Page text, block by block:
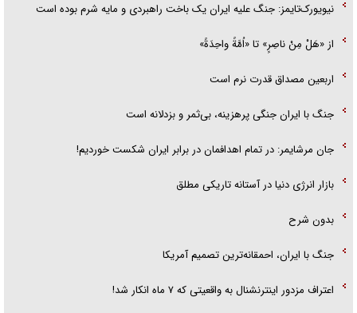
نیویورک‌تایمز: جنگ علیه ایران یک باخت راهبردی و مایه شرم بوده است
از «هَلْ مِنْ ناصِرٍ» تا «اُمَّةً واحِدَةً»
اربعین مصداق قدرت نرم است
جنگ با ایران جنگی پرهزینه، بی‌ثمر و بزدلانه است
جان مرشایمر: در تمام اهدافمان در برابر ایران شکست خوردیم!
بازار انرژی دنیا در آستانه تاریکی مطلق
بدون شرح
جنگ با ایران، احمقانه‌ترین تصمیم آمریکا
اعتراف مزدور اینترنشنال به واقعیتی که ۷ ماه انکار شد!